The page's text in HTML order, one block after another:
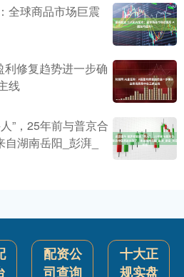
全球商品市场巨震
修复趋势进一步确
线
”，25年前与普京合
湖南岳阳_彭湃_
配资公
司查询
十大正
规实盘